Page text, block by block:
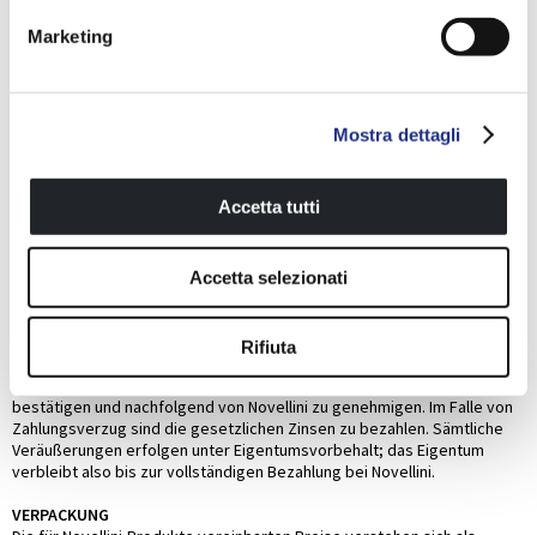
Marketing
Mostra dettagli
Accetta tutti
Accetta selezionati
Rifiuta
rechtfertigen oder Schadensersatzansprüche begründen können.
Sollte die Lieferzeit von wesentlicher Bedeutung für den Käufer sein,
Die Kaufpreise entsprechen den in den zur Auftragserteilung gültigen
Preislisten enthaltenen Preisen. Novellini behält sich das Recht vor,
diese Preise auch ohne Vorankündigung zu ändern. Bereits erteilte
Aufträge, deren Lieferzeit 60 Tage ab Inkrafttreten der neuen
Preislisten übersteigt, unterliegen den neuen Preisen. Für jeden
Kunden gelten die speziell mit ihm vereinbaren Zahlungsbedingungen.
diese Bedingungen im Augenblick der Auftragserteilung ausdrücklich zu
bestätigen und nachfolgend von Novellini zu genehmigen. Im Falle von
Zahlungsverzug sind die gesetzlichen Zinsen zu bezahlen. Sämtliche
Veräußerungen erfolgen unter Eigentumsvorbehalt; das Eigentum
verbleibt also bis zur vollständigen Bezahlung bei Novellini.
VERPACKUNG